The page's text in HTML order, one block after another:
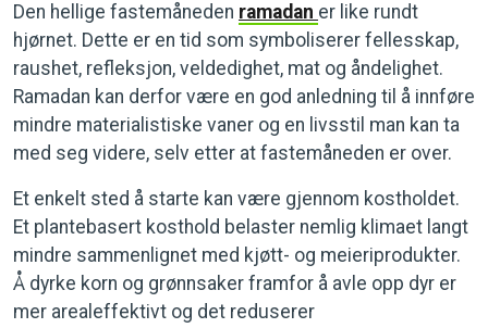
Den hellige fastemåneden ramadan er like rundt
hjørnet. Dette er en tid som symboliserer fellesskap,
raushet, refleksjon, veldedighet, mat og åndelighet.
Ramadan kan derfor være en god anledning til å innføre
mindre materialistiske vaner og en livsstil man kan ta
med seg videre, selv etter at fastemåneden er over.
Et enkelt sted å starte kan være gjennom kostholdet.
Et plantebasert kosthold belaster nemlig klimaet langt
mindre sammenlignet med kjøtt- og meieriprodukter.
Å dyrke korn og grønnsaker framfor å avle opp dyr er
mer arealeffektivt og det reduserer